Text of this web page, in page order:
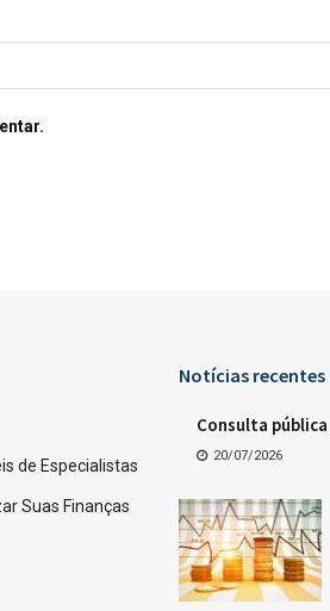
de Especialistas
Suas Finanças
Notícias recentes
Consulta
20/07/2026